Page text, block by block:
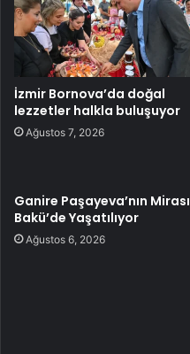
İzmir Bornova’da doğal
lezzetler halkla buluşuyor
Ağustos 7, 2026
Ganire Paşayeva’nın Mirası
Bakü’de Yaşatılıyor
Ağustos 6, 2026